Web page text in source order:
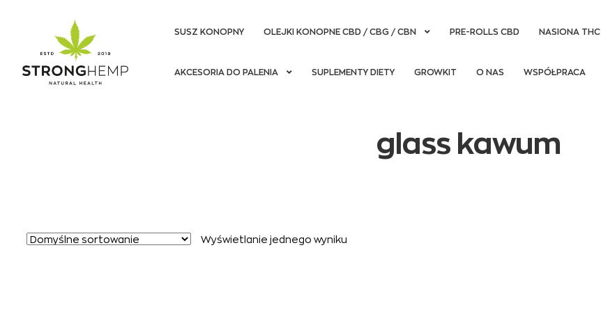
do
do
SUSZ KONOPNY OLEJKI KONOPNE CBD / CBG / CBN PRE-ROLLS CBD NASIONA THC
AKCESORIA DO PALENIA SUPLEMENTY DIETY GROWKIT O NAS WSPÓŁPRACA
glass kawum
Wyświetlanie jednego wyniku